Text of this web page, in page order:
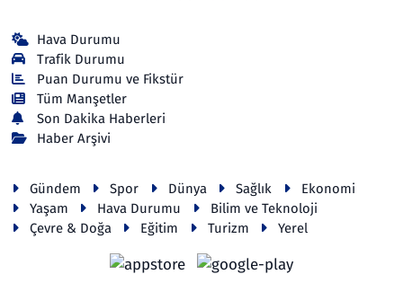
Hava Durumu
Trafik Durumu
Puan Durumu ve Fikstür
Tüm Manşetler
Son Dakika Haberleri
Haber Arşivi
Gündem Spor Dünya Sağlık
Ekonomi
Yaşam
Hava Durumu
Bilim ve Teknoloji
Çevre & Doğa
Eğitim Turizm Yerel